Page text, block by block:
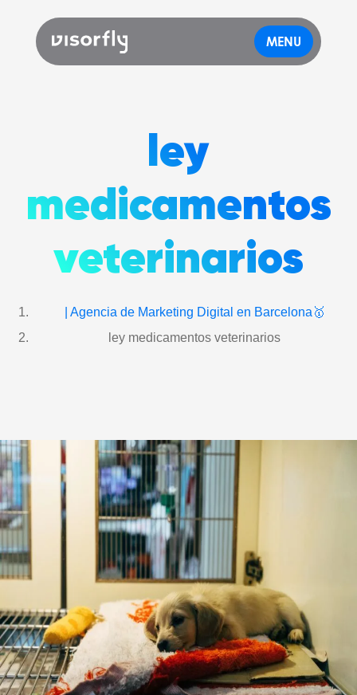
MENU
ley
medicamentos
veterinarios
| Agencia de Marketing Digital en Barcelona🥇
ley medicamentos veterinarios